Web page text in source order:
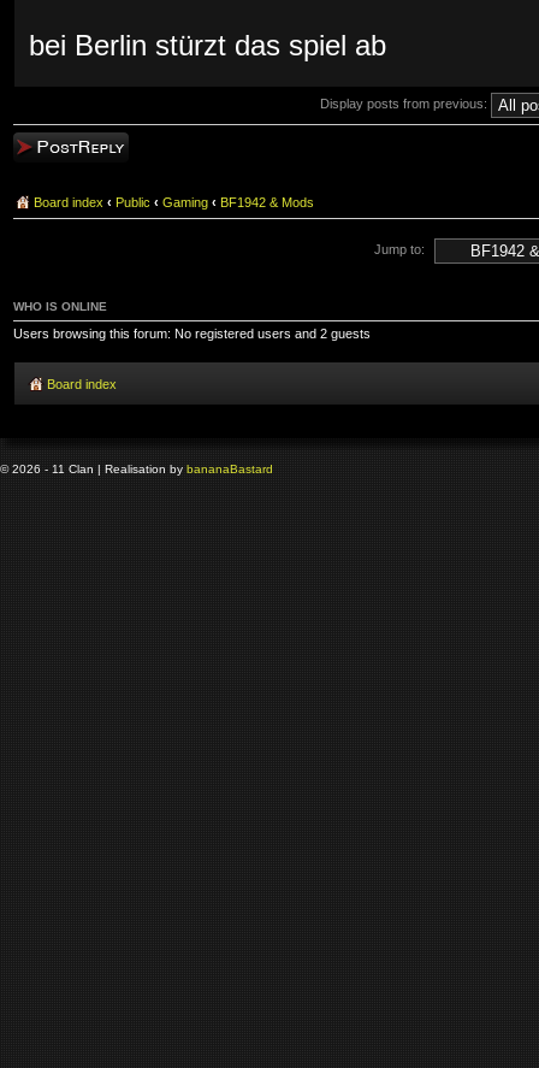
bei Berlin stürzt das spiel ab
Display posts from previous:
Post a reply
Board index ‹ Public ‹ Gaming ‹ BF1942 & Mods
Jump to:
WHO IS ONLINE
Users browsing this forum: No registered users and 2 guests
Board index
© 2026 - 11 Clan | Realisation by bananaBastard